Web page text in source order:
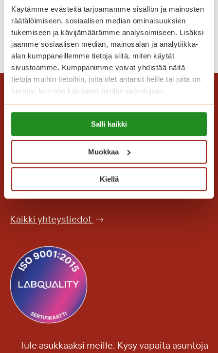
Käytämme evästeitä tarjoamamme sisällön ja mainosten
räätälöimiseen, sosiaalisen median ominaisuuksien
tukemiseen ja kävijämäärämme analysoimiseen. Lisäksi
jaamme sosiaalisen median, mainosalan ja analytiikka-
alan kumppaneillemme tietoja siitä, miten käytät
sivustoamme. Kumppanimme voivat yhdistää näitä
tietoja muihin tietoihin, joita olet antanut heille tai joita on
kerätty, kun olet käyttänyt heidän palvelujaan.
Lue lisää evästeistä:
https://sagacare.fi/evasteet/
Salli kaikki
Muokkaa
Kiellä
r
ä
t
t
ä
v
ä
m
i
t
o
e
Lomaonnea
Lue lisää
L
o
m
a
o
n
a
Saga Care Finland Oy
Mannerheimintie 164 PL 11
00301 Helsinki
Kaikki yhteystiedot
Tule asukkaaksi meille. Kysy vapaita asuntoja